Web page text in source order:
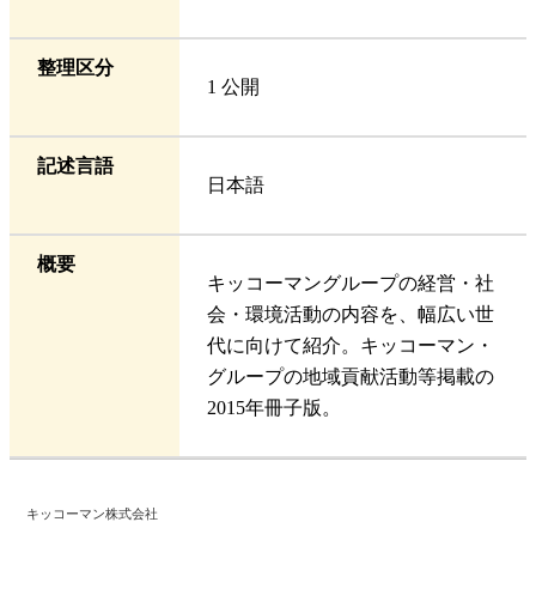
整理区分
1 公開
記述言語
日本語
概要
キッコーマングループの経営・社
会・環境活動の内容を、幅広い世
代に向けて紹介。キッコーマン・
グループの地域貢献活動等掲載の
2015年冊子版。
キッコーマン株式会社